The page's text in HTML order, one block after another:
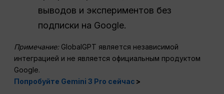
выводов и экспериментов без
подписки на Google.
Примечание:GlobalGPT является независимой
интеграцией и не является официальным продуктом
Google.
Попробуйте Gemini 3 Pro сейчас >